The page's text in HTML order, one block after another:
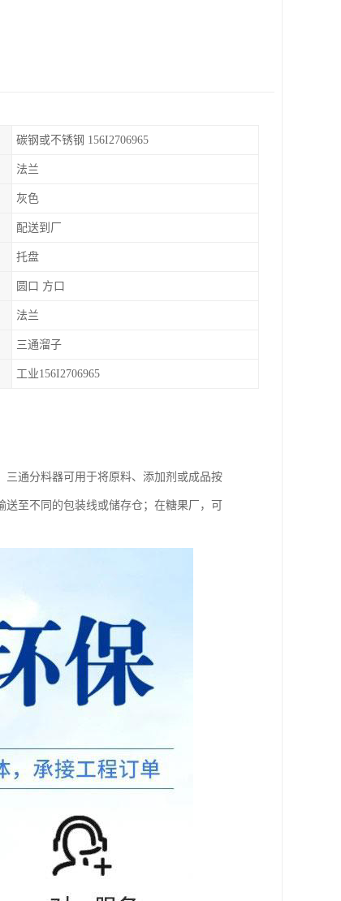
碳钢或不锈钢 156I2706965
法兰
灰色
配送到厂
托盘
圆口 方口
法兰
三通溜子
工业156I2706965
通分料器可用于将原料、添加剂或成品按
至不同的包装线或储存仓；在糖果厂，可